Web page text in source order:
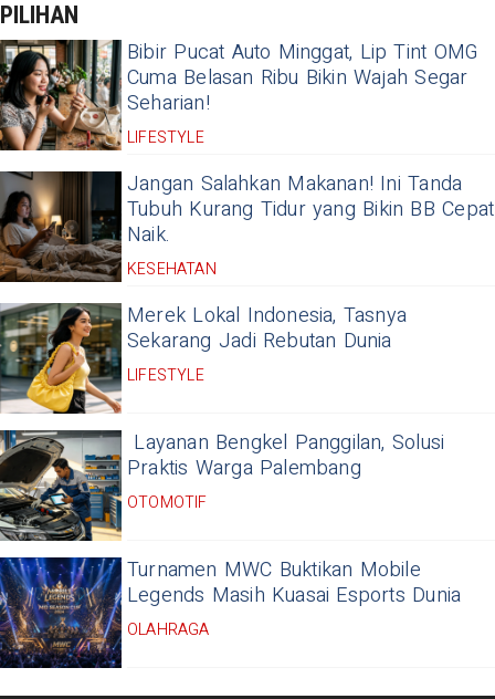
PILIHAN
Bibir Pucat Auto Minggat, Lip Tint OMG
Cuma Belasan Ribu Bikin Wajah Segar
Seharian!
LIFESTYLE
Jangan Salahkan Makanan! Ini Tanda
Tubuh Kurang Tidur yang Bikin BB Cepat
Naik.
KESEHATAN
Merek Lokal Indonesia, Tasnya
Sekarang Jadi Rebutan Dunia
LIFESTYLE
Layanan Bengkel Panggilan, Solusi
Praktis Warga Palembang
OTOMOTIF
Turnamen MWC Buktikan Mobile
Legends Masih Kuasai Esports Dunia
OLAHRAGA